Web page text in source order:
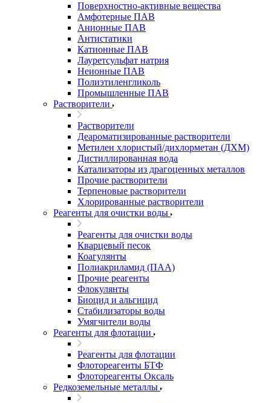
Поверхностно-активные вещества
Амфотерные ПАВ
Анионные ПАВ
Антистатики
Катионные ПАВ
Лауретсульфат натрия
Неионные ПАВ
Полиэтиленгликоль
Промышленные ПАВ
Растворители
Растворители
Деароматизированные растворители
Метилен хлористый/дихлорметан (ДХМ)
Дистиллированная вода
Катализаторы из драгоценных металлов
Прочие растворители
Терпеновые растворители
Хлорированные растворители
Реагенты для очистки воды
Реагенты для очистки воды
Кварцевый песок
Коагулянты
Полиакриламид (ПАА)
Прочие реагенты
Флокулянты
Биоцид и альгицид
Стабилизаторы воды
Умягчители воды
Реагенты для флотации
Реагенты для флотации
Флотореагенты БТФ
Флотореагенты Оксаль
Редкоземельные металлы